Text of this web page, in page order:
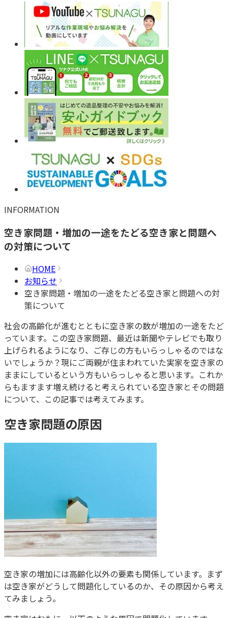
INFORMATION
空き家問題・増加の一途をたどる空き家と問題へ
の対策について
HOME
お知らせ
空き家問題・増加の一途をたどる空き家と問題への対
策について
社会の高齢化が進むとともに空き家の数が増加の一途をたど
っています。この空き家問題、最近は新聞やテレビでも取り
上げられるようになり、ご存じの方もいらっしゃるのではな
いでしょうか？現にご両親が住まわれていた実家を空き家の
ままにしているという方もいらっしゃると思います。これか
らもますます増え続けると考えられている空き家とその問題
について、この記事では考えてみます。
空き家問題の原因
空き家の増加には高齢化以外の要素も関係しています。まず
は空き家がどうして問題化しているのか、その原因から考え
てみましょう。